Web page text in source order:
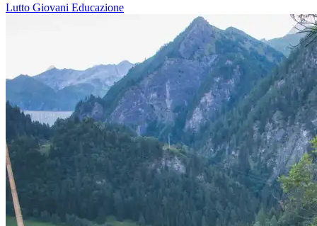
Lutto Giovani Educazione